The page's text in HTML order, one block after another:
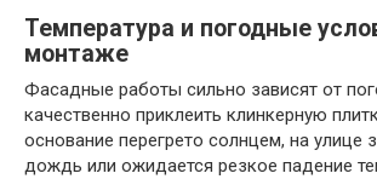
Температура и погодные
монтаже
Фасадные работы сильно зависят от
качественно приклеить клинкерную
основание перегрето солнцем, на улице
дождь или ожидается резкое падение